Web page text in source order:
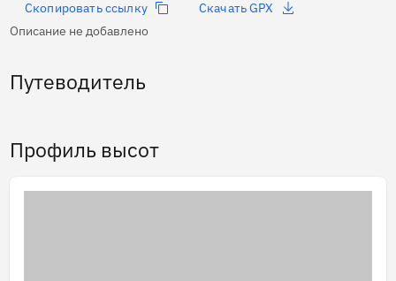
Скопировать ссылку
Скачать GPX
Описание не добавлено
Путеводитель
Профиль высот